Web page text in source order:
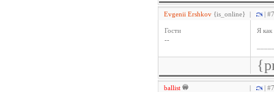
Evgenii Ershkov {is_online} | |
Гости
--
Я
ballist | |